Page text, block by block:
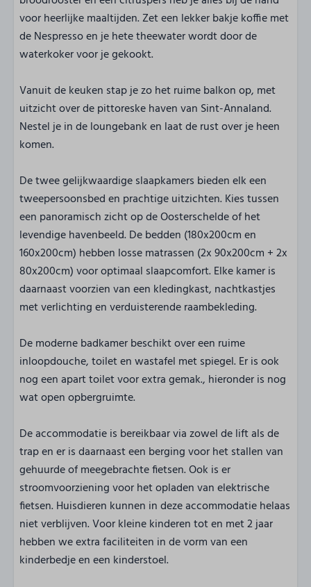
voor heerlijke maaltijden. Zet een lekker bakje koffie met
de Nespresso en je hete theewater wordt door de
waterkoker voor je gekookt.
Vanuit de keuken stap je zo het ruime balkon op, met
uitzicht over de pittoreske haven van Sint-Annaland.
Nestel je in de loungebank en laat de rust over je heen
komen.
De twee gelijkwaardige slaapkamers bieden elk een
tweepersoonsbed en prachtige uitzichten. Kies tussen
een panoramisch zicht op de Oosterschelde of het
levendige havenbeeld. De bedden (180x200cm en
160x200cm) hebben losse matrassen (2x 90x200cm + 2x
80x200cm) voor optimaal slaapcomfort. Elke kamer is
daarnaast voorzien van een kledingkast, nachtkastjes
met verlichting en verduisterende raambekleding.
De moderne badkamer beschikt over een ruime
inloopdouche, toilet en wastafel met spiegel. Er is ook
nog een apart toilet voor extra gemak., hieronder is nog
wat open opbergruimte.
De accommodatie is bereikbaar via zowel de lift als de
trap en er is daarnaast een berging voor het stallen van
gehuurde of meegebrachte fietsen. Ook is er
stroomvoorziening voor het opladen van elektrische
fietsen. Huisdieren kunnen in deze accommodatie helaas
niet verblijven. Voor kleine kinderen tot en met 2 jaar
hebben we extra faciliteiten in de vorm van een
kinderbedje en een kinderstoel.